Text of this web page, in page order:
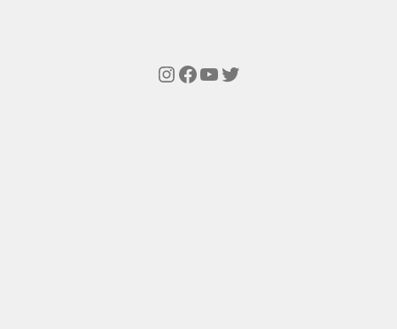
Instagram
Facebook
YouTube
Twitter